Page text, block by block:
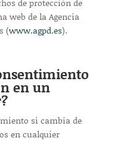
de protección de
web de la Agencia
(www.agpd.es).
en un
si cambia de
en cualquier